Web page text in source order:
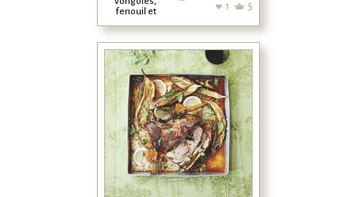
fenouil et
cerises
1 5